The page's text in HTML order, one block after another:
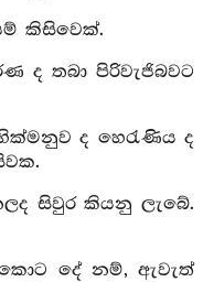
කිසිවෙක්.
ද තබා පිරිවැජිබවට
ද හෙරැණිය ද
සිවුර කියනු ලැබේ.
දේ නම්, ඇවැත්